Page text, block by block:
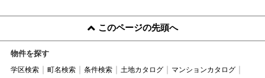
このページの先頭へ
物件を探す
学区検索 町名検索 条件検索 土地カタログ
マンションカタログ